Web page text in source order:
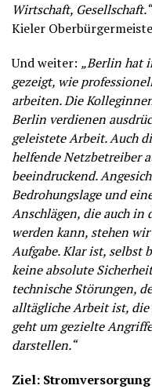
Wirtschaft, Gesellschaft.“
Kieler
Und weiter: „Berlin hat
gezeigt, wie
arbeiten. Die
Berlin verdienen
geleistete Arbeit. Auch
helfende Netzbetreiber
beeindruckend.
Bedrohungslage und
Anschlägen, die auch in
werden kann, stehen
Aufgabe. Klar ist, selbst
keine absolute
technische Störungen,
alltägliche Arbeit ist, die
geht um gezielte
darstellen.“
Ziel: